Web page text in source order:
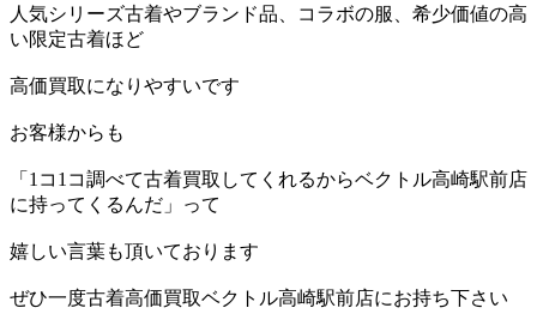
人気シリーズ古着やブランド品、コラボの服、希少価値の高
い限定古着ほど
高価買取になりやすいです
お客様からも
「1コ1コ調べて古着買取してくれるからベクトル高崎駅前店
に持ってくるんだ」って
嬉しい言葉も頂いております
ぜひ一度古着高価買取ベクトル高崎駅前店にお持ち下さい